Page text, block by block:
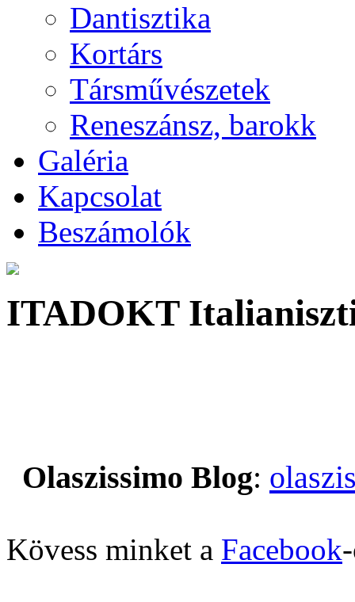
Dantisztika
Kortárs
Társművészetek
Reneszánsz, barokk
Galéria
Kapcsolat
Beszámolók
ITADOKT
Olaszissimo Blog:
Kövess minket a Facebook